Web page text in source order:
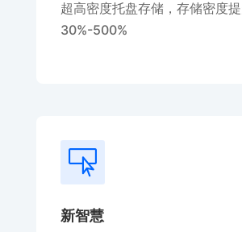
超高密度托盘存储，存储密度
30%-500%

新智慧